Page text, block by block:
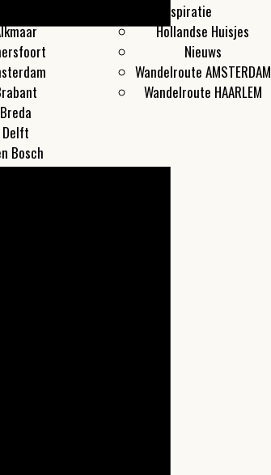
Breda
Delft
Bosch
Haag
Inspiratie
Hollandse Huisjes
Nieuws
Wandelroute AMSTERDAM
Wandelroute HAARLEM